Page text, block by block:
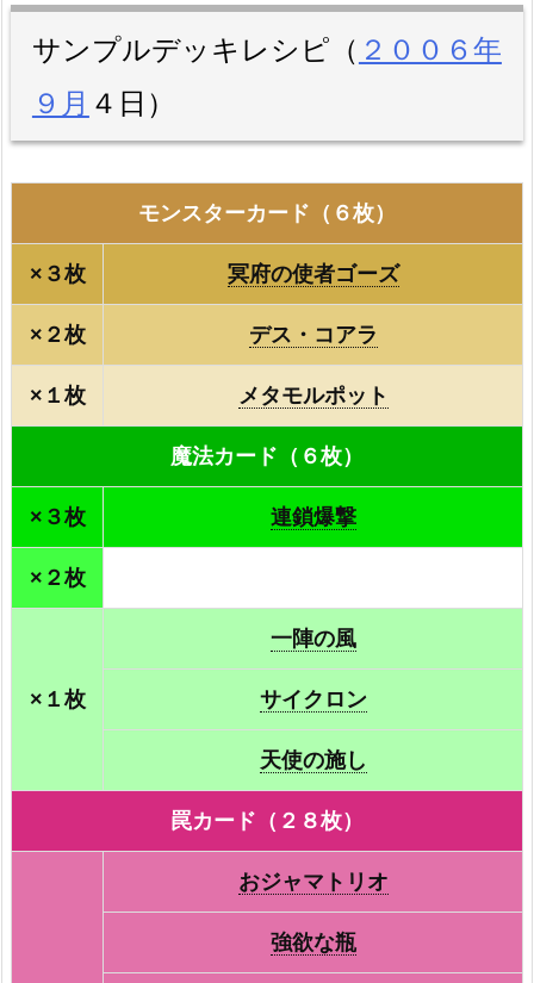
サンプルデッキレシピ（ ２００６年
９月 ４日）
モンスターカード（６枚）
×３枚 冥府の使者ゴーズ
×２枚 デス・コアラ
×１枚 メタモルポット
魔法カード（６枚）
×３枚 連鎖爆撃
×２枚
×１枚
一陣の風
サイクロン
天使の施し
罠カード（２８枚）
おジャマトリオ
強欲な瓶